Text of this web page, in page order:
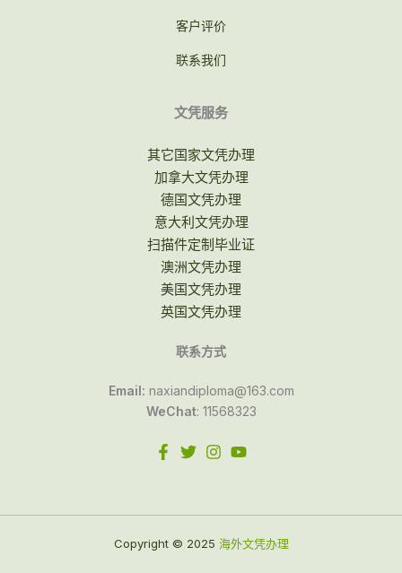
客户评价
联系我们
文凭服务
其它国家文凭办理
加拿大文凭办理
德国文凭办理
意大利文凭办理
扫描件定制毕业证
澳洲文凭办理
美国文凭办理
英国文凭办理
联系方式
Email: naxiandiploma@163.com
WeChat: 11568323
Copyright © 2025 海外文凭办理